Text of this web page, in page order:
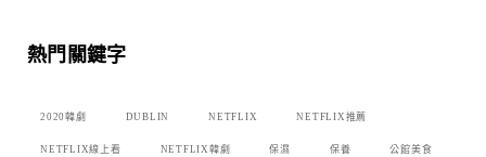
熱門關鍵字
2020韓劇 DUBLIN NETFLIX NETFLIX推薦
NETFLIX線上看 NETFLIX韓劇 保濕 保養 公館美食